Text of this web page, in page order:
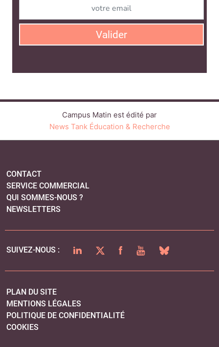
Valider
Campus Matin est édité par
News Tank Éducation & Recherche
CONTACT
SERVICE COMMERCIAL
QUI SOMMES-NOUS ?
NEWSLETTERS
SUIVEZ-NOUS : LINKEDINTWITTERFACEBOOKYOUTUBEBLUESKY
PLAN DU SITE
MENTIONS LÉGALES
POLITIQUE DE CONFIDENTIALITÉ
COOKIES